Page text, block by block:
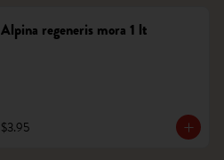
Alpina regeneris mora 1 lt
$3.95